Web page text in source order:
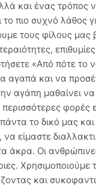
αλλά και ένας
το πιο συχνό
τους φίλους μας
«Από πότε το
αγαπά και να
αγάπη μαθαίνει
το δικό μας
είμαστε
Οι
και